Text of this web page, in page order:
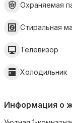
Охраняемая
Стиральная
Телевизор
Холодильник
Информация о